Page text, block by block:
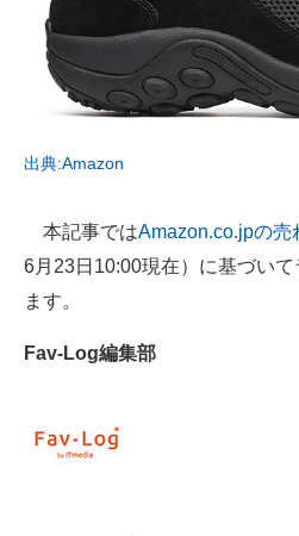
ビジネスと働き方のヒント
AI活用のいまが分かる
マーケ×ITの今がよく分かる
企業向けIT製品の総合サイト
製造業のIT導入・活用を支援
出典:Amazon
本記事ではAmazon.co.jpの売
6月23日10:00現在）に基づい
ます。
Fav-Log編集部